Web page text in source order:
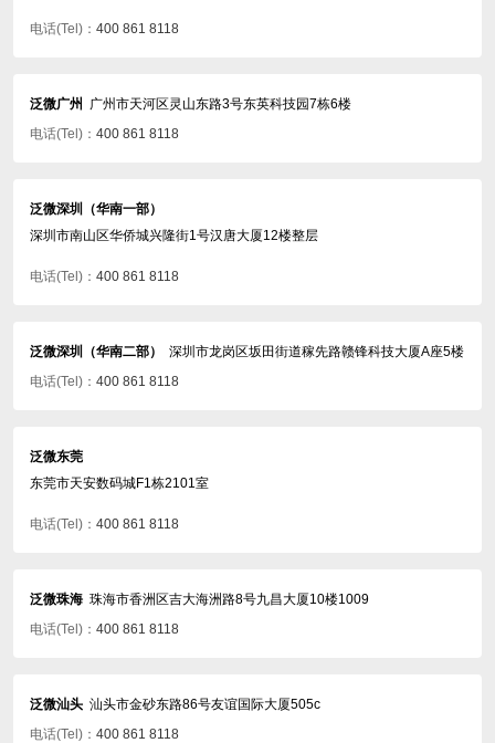
电话(Tel)： 400 861 8118
泛微广州
广州市天河区灵山东路3号东英科技园7栋6楼
电话(Tel)： 400 861 8118
泛微深圳（华南一部）
深圳市南山区华侨城兴隆街1号汉唐大厦12楼整层
电话(Tel)： 400 861 8118
泛微深圳（华南二部）
深圳市龙岗区坂田街道稼先路赣锋科技大厦A座5楼
电话(Tel)： 400 861 8118
泛微东莞
东莞市天安数码城F1栋2101室
电话(Tel)： 400 861 8118
泛微珠海 珠海市香洲区吉大海洲路8号九昌大厦10楼1009
电话(Tel)： 400 861 8118
泛微汕头 汕头市金砂东路86号友谊国际大厦505c
电话(Tel)： 400 861 8118